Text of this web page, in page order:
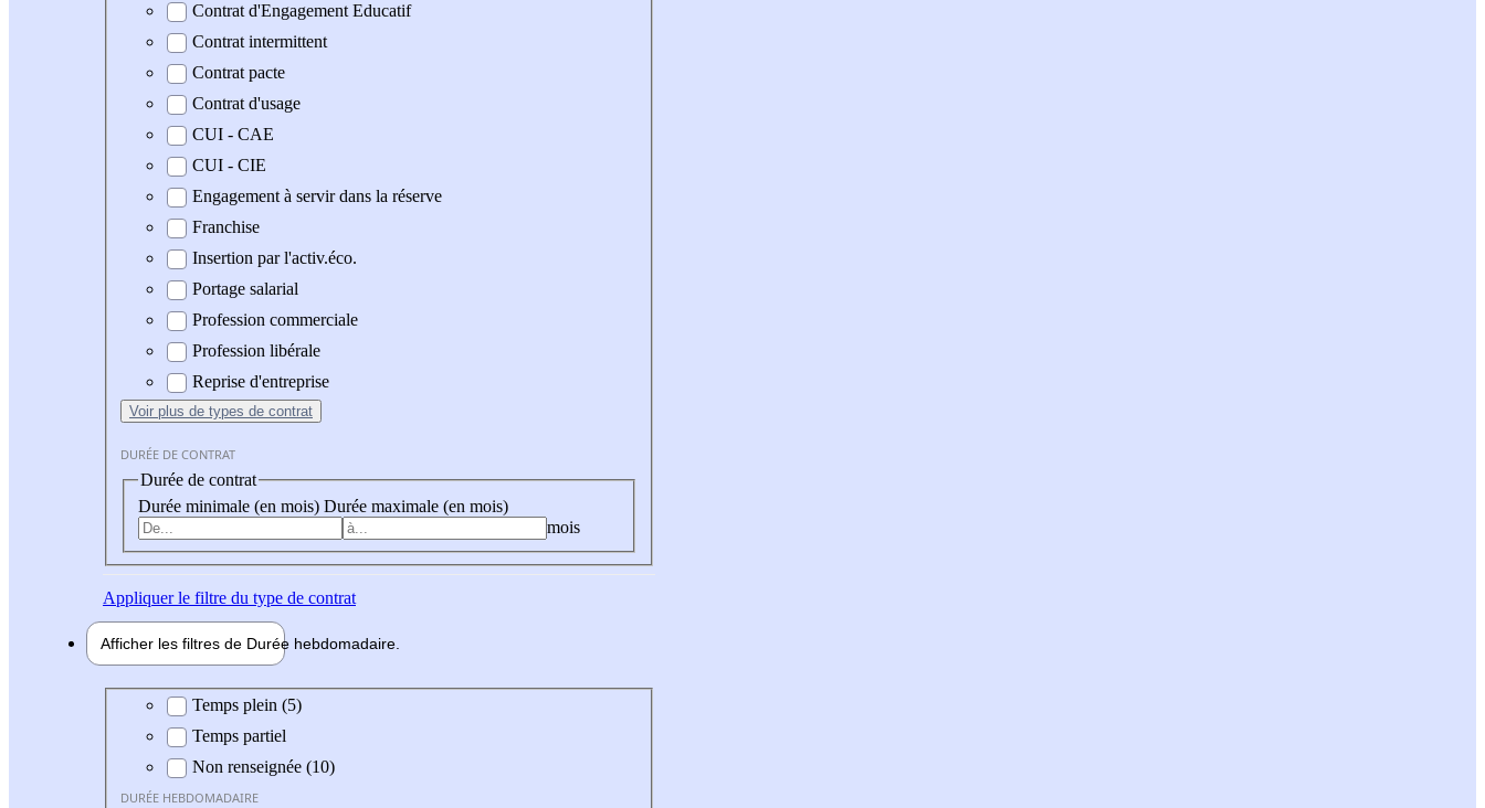
Contrat d'Engagement Educatif
Contrat intermittent
Contrat pacte
Contrat d'usage
CUI - CAE
CUI - CIE
Engagement à servir dans la réserve
Franchise
Insertion par l'activ.éco.
Portage salarial
Profession commerciale
Profession libérale
Reprise d'entreprise
Voir plus de types de contrat
DURÉE DE CONTRAT
Durée de contrat
Durée minimale (en mois) Durée maximale (en mois)
mois
Appliquerle filtre du type de contrat
Afficher les filtres de Durée hebdomadaire
Durée hebdomadaire
Temps plein (5)
Temps partiel
Non renseignée (10)
DURÉE HEBDOMADAIRE